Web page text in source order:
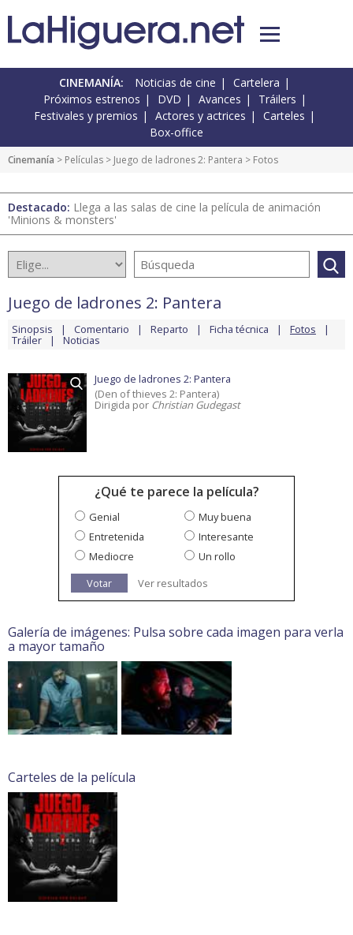
CINEMANÍA: Noticias de cine
Cartelera
Próximos estrenos
DVD Avances
Tráilers
Festivales y premios
Actores y actrices
Carteles
Box-office
Cinemanía > Películas > Juego de ladrones 2: Pantera > Fotos
Destacado: Llega a las salas de cine la película de animación
'Minions & monsters'
Juego de ladrones 2: Pantera
Sinopsis Comentario Reparto Ficha técnica Fotos
Tráiler Noticias
Juego de ladrones 2: Pantera
(Den of thieves 2: Pantera)
Dirigida por Christian Gudegast
¿Qué te parece la película?
Genial
Muy buena
Entretenida
Interesante
Mediocre
Un rollo
Votar
Ver resultados
Galería de imágenes: Pulsa sobre cada imagen para verla
a mayor tamaño
Carteles de la película